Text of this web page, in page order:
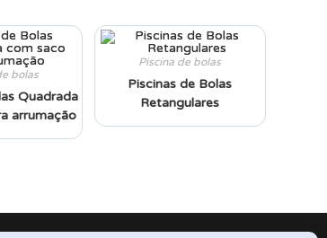
bolas
Quadrada
arrumação
Piscina de bolas
Piscinas de Bolas
Retangulares